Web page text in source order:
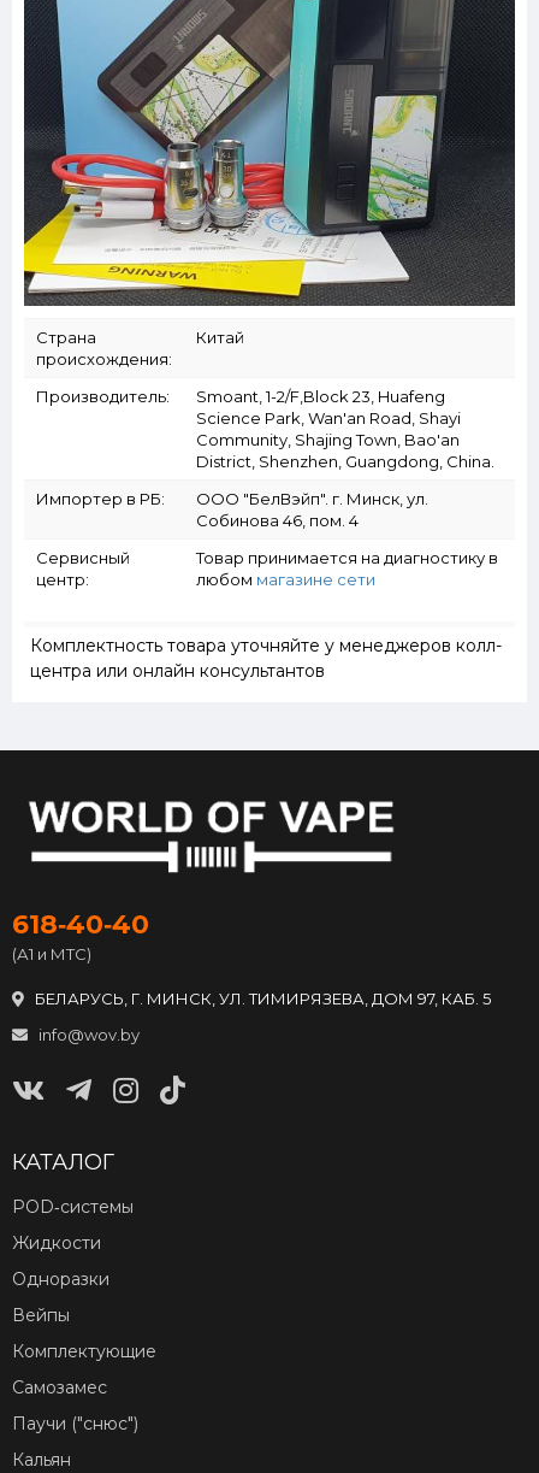
Страна
происхождения:
Китай
Производитель:
Smoant, 1-2/F,Block 23, Huafeng
Science Park, Wan'an Road, Shayi
Community, Shajing Town, Bao'an
District, Shenzhen, Guangdong, China.
Импортер в РБ:
ООО "БелВэйп". г. Минск, ул.
Собинова 46, пом. 4
Сервисный
центр:
Товар принимается на диагностику в
любом магазине сети
Комплектность товара уточняйте у менеджеров колл-
центра или онлайн консультантов
618‑40‑40
(А1 и МТС)
БЕЛАРУСЬ, Г. МИНСК, УЛ. ТИМИРЯЗЕВА, ДОМ 97, КАБ. 5
info@wov.by
КАТАЛОГ
POD‑системы
Жидкости
Одноразки
Вейпы
Комплектующие
Самозамес
Паучи ("снюс")
Кальян